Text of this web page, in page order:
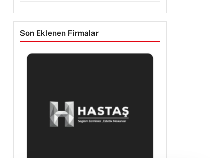
Son Eklenen Firmalar